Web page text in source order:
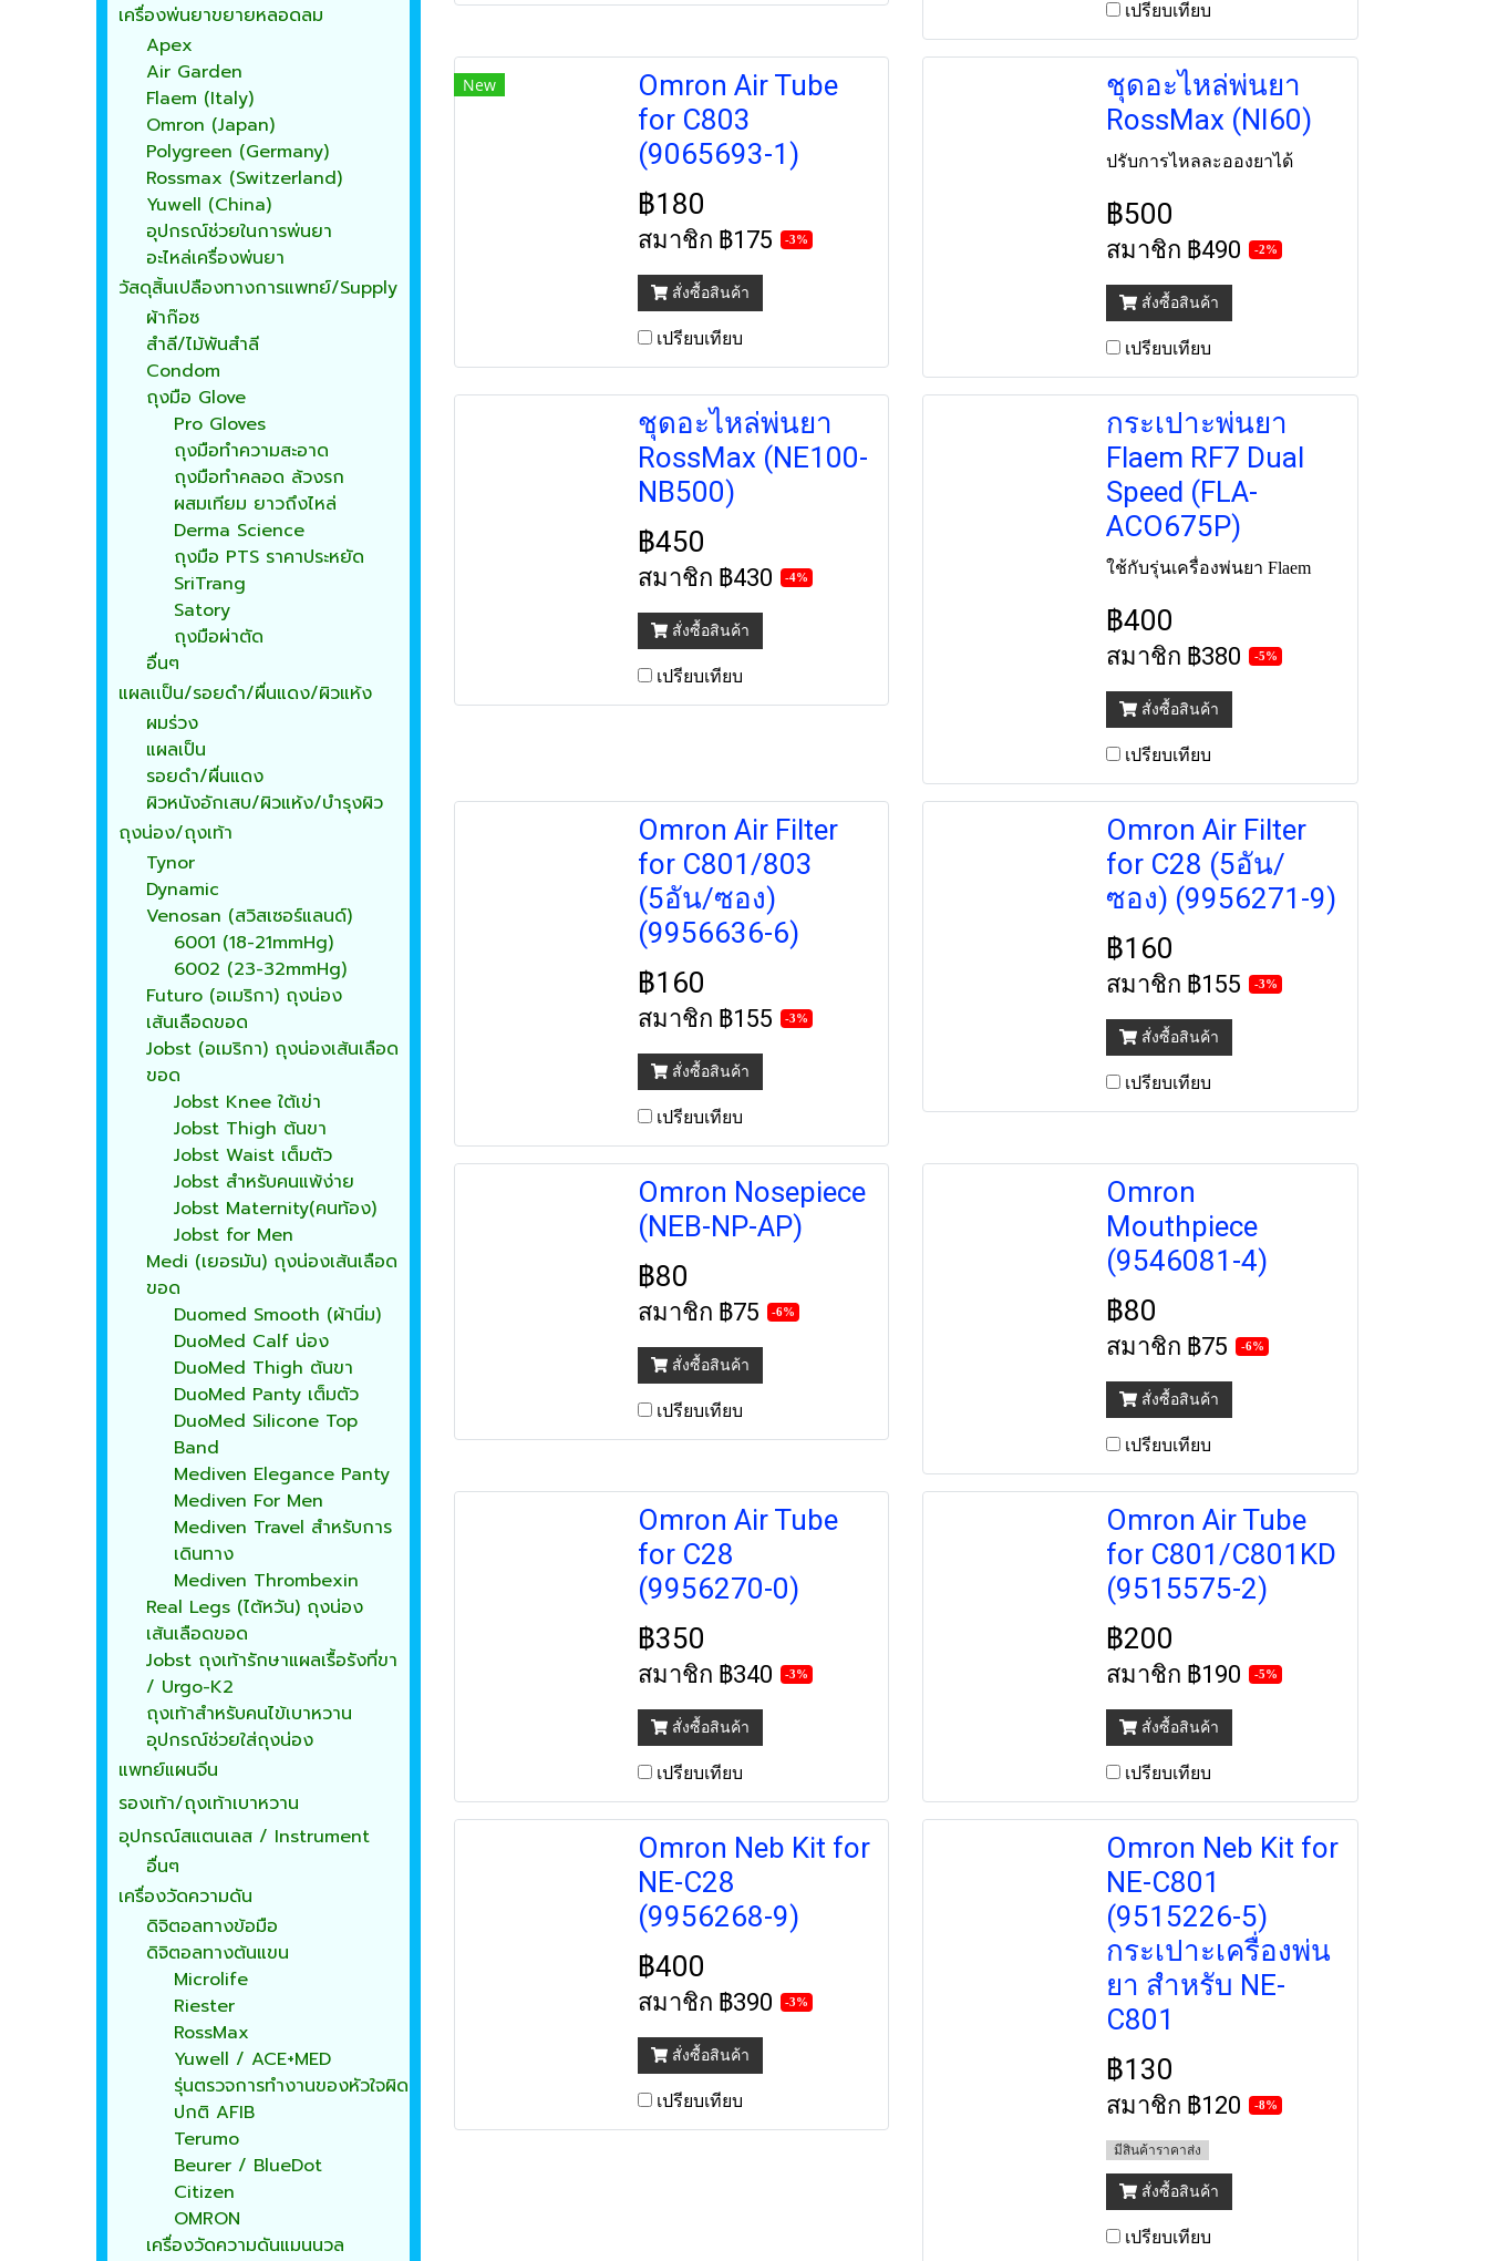
เปรียบเทียบ
New
Omron Air Tube
for C803
(9065693-1)
฿180
สมาชิก ฿175 -3%
สั่งซื้อสินค้า
เปรียบเทียบ
ชุดอะไหล่พ่นยา
RossMax (NI60)
ปรับการไหลละอองยาได้
฿500
สมาชิก ฿490 -2%
สั่งซื้อสินค้า
เปรียบเทียบ
ชุดอะไหล่พ่นยา
RossMax (NE100-
NB500)
฿450
สมาชิก ฿430 -4%
สั่งซื้อสินค้า
เปรียบเทียบ
กระเปาะพ่นยา
Flaem RF7 Dual
Speed (FLA-
ACO675P)
ใช้กับรุ่นเครื่องพ่นยา Flaem
฿400
สมาชิก ฿380 -5%
สั่งซื้อสินค้า
เปรียบเทียบ
Omron Air Filter
for C801/803
(5อัน/ซอง)
(9956636-6)
฿160
สมาชิก ฿155 -3%
สั่งซื้อสินค้า
เปรียบเทียบ
Omron Air Filter
for C28 (5อัน/
ซอง) (9956271-9)
฿160
สมาชิก ฿155 -3%
สั่งซื้อสินค้า
เปรียบเทียบ
Omron Nosepiece
(NEB-NP-AP)
฿80
สมาชิก ฿75 -6%
สั่งซื้อสินค้า
เปรียบเทียบ
Omron
Mouthpiece
(9546081-4)
฿80
สมาชิก ฿75 -6%
สั่งซื้อสินค้า
เปรียบเทียบ
Omron Air Tube
for C28
(9956270-0)
฿350
สมาชิก ฿340 -3%
สั่งซื้อสินค้า
เปรียบเทียบ
Omron Air Tube
for C801/C801KD
(9515575-2)
฿200
สมาชิก ฿190 -5%
สั่งซื้อสินค้า
เปรียบเทียบ
Omron Neb Kit for
NE-C28
(9956268-9)
฿400
สมาชิก ฿390 -3%
สั่งซื้อสินค้า
เปรียบเทียบ
Omron Neb Kit for
NE-C801
(9515226-5)
กระเปาะเครื่องพ่น
ยา สำหรับ NE-
C801
฿130
สมาชิก ฿120 -8%
มีสินค้าราคาส่ง
สั่งซื้อสินค้า
เปรียบเทียบ
เครื่องพ่นยาขยายหลอดลม
Apex
Air Garden
Flaem (Italy)
Omron (Japan)
Polygreen (Germany)
Rossmax (Switzerland)
Yuwell (China)
อุปกรณ์ช่วยในการพ่นยา
อะไหล่เครื่องพ่นยา
วัสดุสิ้นเปลืองทางการแพทย์/Supply
ผ้าก๊อซ
สำลี/ไม้พันสำลี
Condom
ถุงมือ Glove
Pro Gloves
ถุงมือทำความสะอาด
ถุงมือทำคลอด ล้วงรก
ผสมเทียม ยาวถึงไหล่
Derma Science
ถุงมือ PTS ราคาประหยัด
SriTrang
Satory
ถุงมือผ่าตัด
อื่นๆ
แผลเเป็น/รอยดำ/ผื่นแดง/ผิวแห้ง
ผมร่วง
แผลเป็น
รอยดำ/ผื่นแดง
ผิวหนังอักเสบ/ผิวแห้ง/บำรุงผิว
ถุงน่อง/ถุงเท้า
Tynor
Dynamic
Venosan (สวิสเซอร์แลนด์)
6001 (18-21mmHg)
6002 (23-32mmHg)
Futuro (อเมริกา) ถุงน่อง
เส้นเลือดขอด
Jobst (อเมริกา) ถุงน่องเส้นเลือด
ขอด
Jobst Knee ใต้เข่า
Jobst Thigh ต้นขา
Jobst Waist เต็มตัว
Jobst สำหรับคนแพ้ง่าย
Jobst Maternity(คนท้อง)
Jobst for Men
Medi (เยอรมัน) ถุงน่องเส้นเลือด
ขอด
Duomed Smooth (ผ้านิ่ม)
DuoMed Calf น่อง
DuoMed Thigh ต้นขา
DuoMed Panty เต็มตัว
DuoMed Silicone Top
Band
Mediven Elegance Panty
Mediven For Men
Mediven Travel สำหรับการ
เดินทาง
Mediven Thrombexin
Real Legs (ไต้หวัน) ถุงน่อง
เส้นเลือดขอด
Jobst ถุงเท้ารักษาแผลเรื้อรังที่ขา
/ Urgo-K2
ถุงเท้าสำหรับคนไข้เบาหวาน
อุปกรณ์ช่วยใส่ถุงน่อง
แพทย์แผนจีน
รองเท้า/ถุงเท้าเบาหวาน
อุปกรณ์สแตนเลส / Instrument
อื่นๆ
เครื่องวัดความดัน
ดิจิตอลทางข้อมือ
ดิจิตอลทางต้นแขน
Microlife
Riester
RossMax
Yuwell / ACE+MED
รุ่นตรวจการทำงานของหัวใจผิด
ปกติ AFIB
Terumo
Beurer / BlueDot
Citizen
OMRON
เครื่องวัดความดันแมนนวล